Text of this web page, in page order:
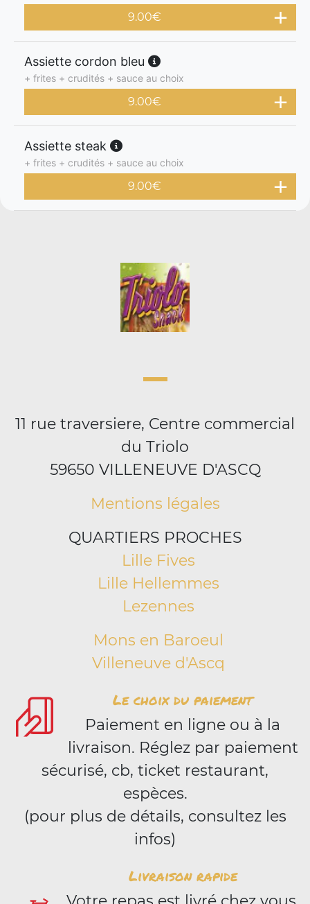
9.00€
Assiette cordon bleu
+ frites + crudités + sauce au choix
9.00€
Assiette steak
+ frites + crudités + sauce au choix
9.00€
11 rue traversiere, Centre commercial
du Triolo
59650 VILLENEUVE D'ASCQ
Mentions légales
QUARTIERS PROCHES
Lille Fives
Lille Hellemmes
Lezennes
Mons en Baroeul
Villeneuve d'Ascq
Le choix du paiement
Paiement en ligne ou à la
livraison. Réglez par paiement
sécurisé, cb, ticket restaurant,
espèces.
(pour plus de détails, consultez les
infos)
Livraison rapide